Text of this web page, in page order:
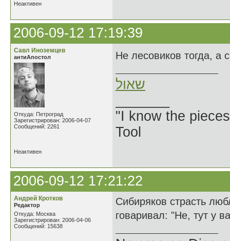
Неактивен
2006-09-12 17:19:39
Савл Иноземцев
антиАпостол
Откуда: Петроград
Зарегистрирован: 2006-04-07
Сообщений: 2261
Не лесовиков тогда, а
שאול
"I know the
Tool
Неактивен
2006-09-12 17:21:22
Андрей Кротков
Редактор
Откуда: Москва
Зарегистрирован: 2006-04-06
Сообщений: 15638
Сибиряков страсть
говаривал: "Не, тут у